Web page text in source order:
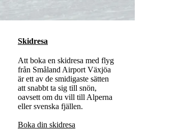
Skidresa
Att boka en skidresa med flyg
från Småland Airport Växjöa
är ett av de smidigaste sätten
att snabbt ta sig till snön,
oavsett om du vill till Alperna
eller svenska fjällen.
Boka din skidresa